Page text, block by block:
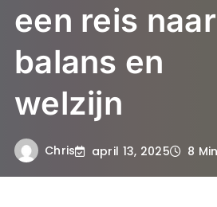
een reis naar
balans en
welzijn
Chris april 13, 2025 8